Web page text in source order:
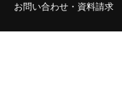
お問い合わせ・資料請求